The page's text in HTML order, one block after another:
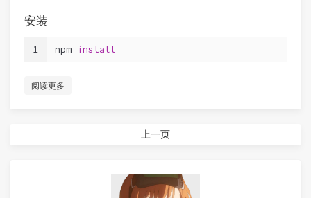
安装
1 npm install
阅读更多
上一页